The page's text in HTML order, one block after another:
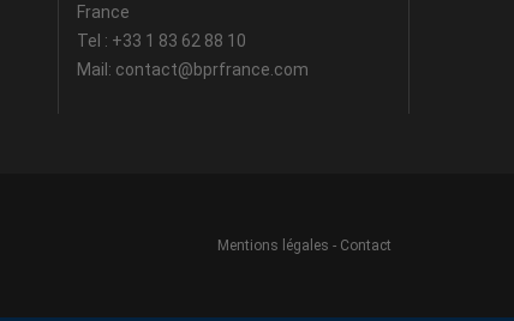
France
Tel : +33 1 83 62 88 10
Mail: contact@bprfrance.com
Mentions légales - Contact